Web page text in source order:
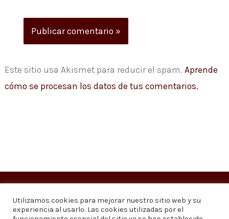
Este sitio usa Akismet para reducir el spam.Aprende
cómo se procesan los datos de tus comentarios.
Copyright © 2026Visión 20/20 Noticias
Visión 20/20 Noticias - Edición 1.095
Utilizamos cookies para mejorar nuestro sitio web y su
experiencia al usarlo. Las cookies utilizadas por el